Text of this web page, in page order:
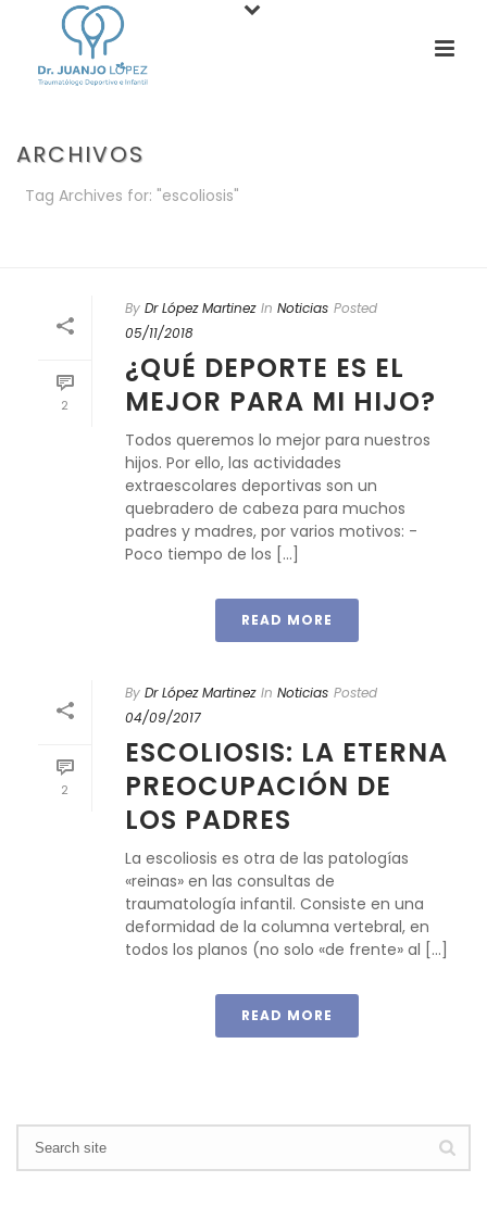
ARCHIVOS
Tag Archives for: "escoliosis"
2
By Dr López Martinez In Noticias Posted
05/11/2018
¿QUÉ DEPORTE ES EL
MEJOR PARA MI HIJO?
Todos queremos lo mejor para nuestros
hijos. Por ello, las actividades
extraescolares deportivas son un
quebradero de cabeza para muchos
padres y madres, por varios motivos: -
Poco tiempo de los [...]
READ MORE
2
By Dr López Martinez In Noticias Posted
04/09/2017
ESCOLIOSIS: LA ETERNA
PREOCUPACIÓN DE
LOS PADRES
La escoliosis es otra de las patologías
«reinas» en las consultas de
traumatología infantil. Consiste en una
deformidad de la columna vertebral, en
todos los planos (no solo «de frente» al [...]
READ MORE